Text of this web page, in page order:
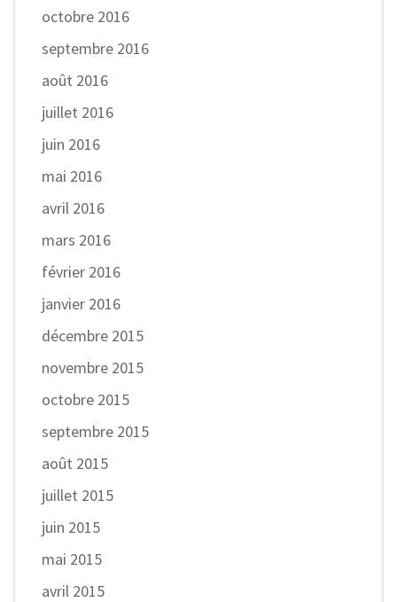
octobre 2016
septembre 2016
août 2016
juillet 2016
juin 2016
mai 2016
avril 2016
mars 2016
février 2016
janvier 2016
décembre 2015
novembre 2015
octobre 2015
septembre 2015
août 2015
juillet 2015
juin 2015
mai 2015
avril 2015